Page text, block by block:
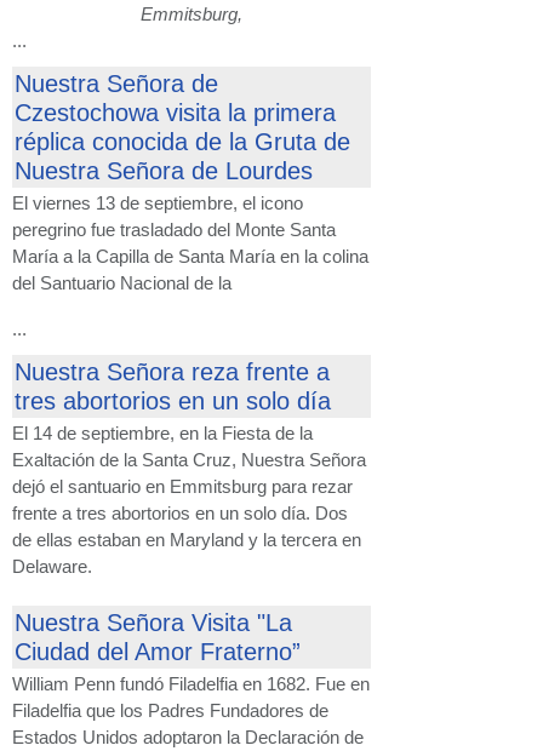
Emmitsburg,
...
Nuestra Señora de
Czestochowa visita la primera
réplica conocida de la Gruta de
Nuestra Señora de Lourdes
El viernes 13 de septiembre, el icono
peregrino fue trasladado del Monte Santa
María a la Capilla de Santa María en la colina
del Santuario Nacional de la
...
Nuestra Señora reza frente a
tres abortorios en un solo día
El 14 de septiembre, en la Fiesta de la
Exaltación de la Santa Cruz, Nuestra Señora
dejó el santuario en Emmitsburg para rezar
frente a tres abortorios en un solo día. Dos
de ellas estaban en Maryland y la tercera en
Delaware.
Nuestra Señora Visita "La
Ciudad del Amor Fraterno”
William Penn fundó Filadelfia en 1682. Fue en
Filadelfia que los Padres Fundadores de
Estados Unidos adoptaron la Declaración de